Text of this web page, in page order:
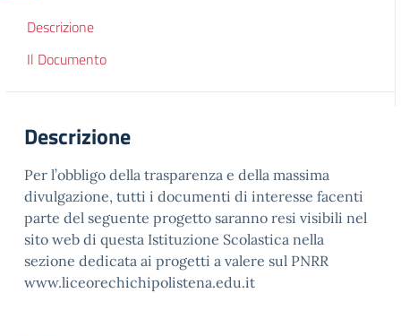
Descrizione
Il Documento
Descrizione
Per l’obbligo della trasparenza e della massima
divulgazione, tutti i documenti di interesse facenti
parte del seguente progetto saranno resi visibili nel
sito web di questa Istituzione Scolastica nella
sezione dedicata ai progetti a valere sul PNRR
www.liceorechichipolistena.edu.it